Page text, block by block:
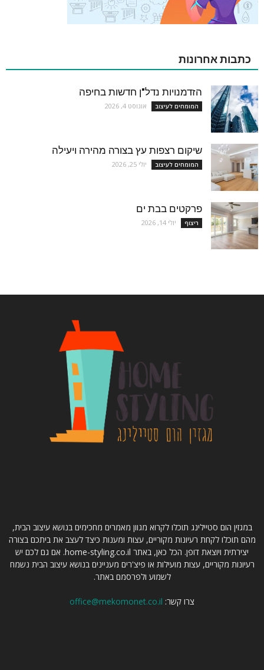
כתבות אחרונות
הזדמנויות נדל"ן חדשות בחיפה
המומחים לעיצוב אוגוסט 4, 2026
שיקום רצפות עץ בצורה מהירה ויעילה
המומחים לעיצוב יולי 25, 2026
פרקטים בבת ים
ריצוף יולי 14, 2026
במגזין הום סטיילינג תוכלו לקרוא מגוון מאמרים מחכימים בנושא עיצוב הבית,
מהם תוכלו לקחת רעיונות מקוריים, עצות ומענות כיצד לעצב את ביתכם בצורה
יצירתית ויוצאת דופן. הכל כאן, באתר home-styling.co.il. אם גם לכם יש
רעיונות מקוריים, עצות מועילות או פיצ'רים מעניינים בנושא עיצוב הבית נשמח
לשמוע ולפרסמם באתר.
צרו קשר: office@mekomonet.co.il